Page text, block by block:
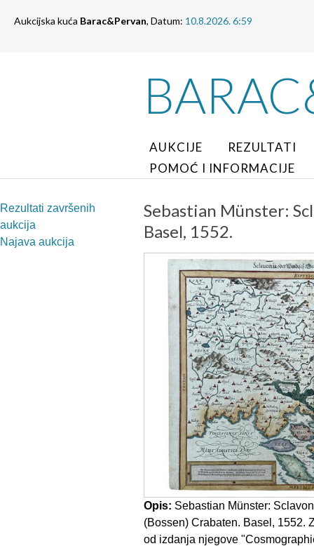
Aukcijska kuća Barac&Pervan, Datum: 10.8.2026. 6:59
AUKCIJE
REZULTATI
POMOĆ I INFORMACIJE
Rezultati završenih
aukcija
Najava aukcija
Sebastian Münster:
Basel, 1552.
Opis: Sebastian Münster:
(Bossen) Crabaten. Basel, 1552.
od izdanja njegove